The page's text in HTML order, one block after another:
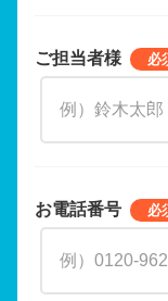
ご担当者様
お電話番号